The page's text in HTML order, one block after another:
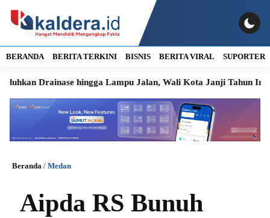
BERANDA BERITA TERKINI BISNIS BERITA VIRAL SUPORTER
Drainase hingga Lampu Jalan, Wali Kota Janji Tahun Ini
Beranda / Medan
Aipda RS Bunuh